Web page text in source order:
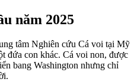
năm 2025
tâm Nghiên cứu Cá voi tại Mỹ
đứa con khác. Cá voi non, được
bang Washington nhưng chỉ